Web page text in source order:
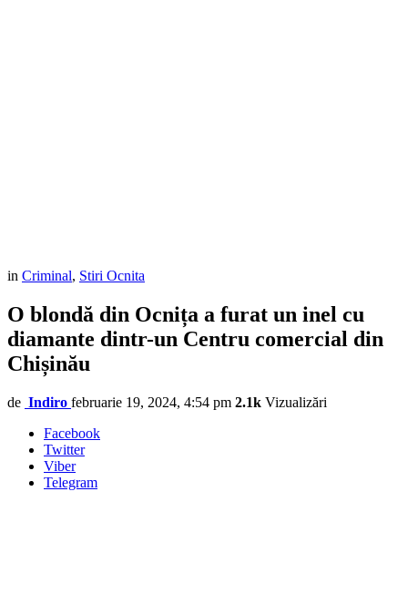
in Criminal, Stiri Ocnita
O blondă din Ocnița a furat un inel cu
diamante dintr-un Centru comercial din
Chișinău
de Indiro februarie 19, 2024, 4:54 pm 2.1k Vizualizări
Facebook
Twitter
Viber
Telegram